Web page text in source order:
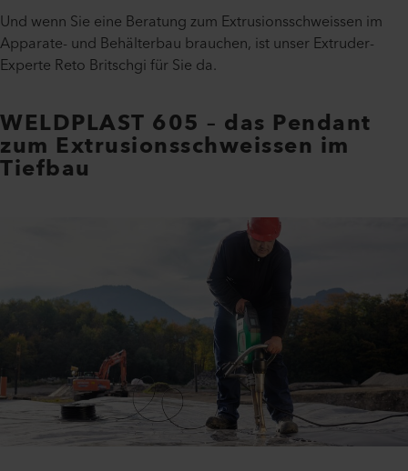
Und wenn Sie eine Beratung zum Extrusionsschweissen im
Apparate- und Behälterbau brauchen, ist unser Extruder-
Experte Reto Britschgi für Sie da.
WELDPLAST 605 – das Pendant
zum Extrusionsschweissen im
Tiefbau